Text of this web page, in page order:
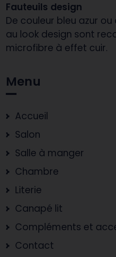
Fauteuils design
De couleur bleu azur
au look design sont
microfibre à effet cuir.
Menu
Accueil
Salon
Salle à manger
Chambre
Literie
Canapé lit
Compléments et
Contact